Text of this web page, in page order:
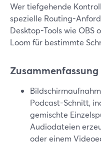
Wer tiefgehende
spezielle Routing-
Desktop-Tools wie OBS
Loom für bestimmte
Zusammenfassung
Podcast-Schnitt,
gemischte
Audiodateien
oder einem